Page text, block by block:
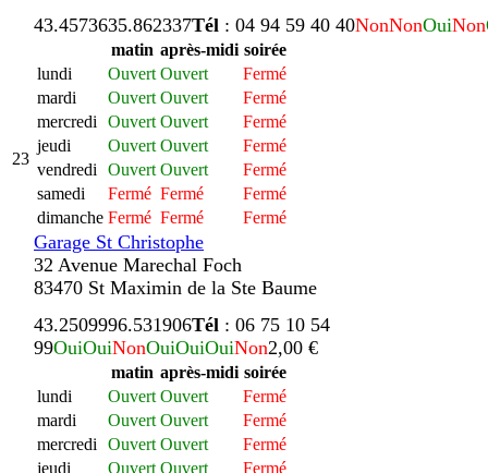
23
43.4573635.862337Tél : 04 94 59 40 40NonNonOuiNon
matin après-midi soirée
lundi
Ouvert Ouvert
Fermé
mardi
Ouvert Ouvert
Fermé
mercredi
Ouvert Ouvert
Fermé
jeudi
Ouvert Ouvert
Fermé
vendredi
Ouvert Ouvert
Fermé
samedi
Fermé Fermé
Fermé
dimanche Fermé Fermé Fermé
Garage St Christophe
32 Avenue Marechal Foch
83470 St Maximin de la Ste Baume
43.2509996.531906Tél : 06 75 10 54
99OuiOuiNonOuiOuiOuiNon2,00 €
matin après-midi soirée
lundi
Ouvert Ouvert
Fermé
mardi
Ouvert Ouvert
Fermé
mercredi
Ouvert Ouvert
Fermé
jeudi
Ouvert Ouvert Fermé